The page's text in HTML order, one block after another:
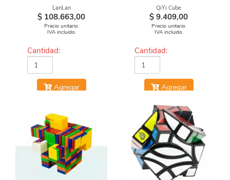
LanLan
$ 108.663,00
Precio unitario.
IVA incluido.
Cantidad:
Agregar
QiYi Cube
$ 9.409,00
Precio unitario.
IVA incluido.
Cantidad:
Agregar